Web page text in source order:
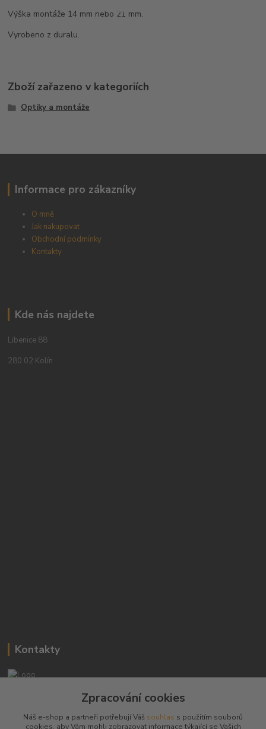
Výška montáže 14 mm nebo 21 mm.
Vyrobeno z duralu.
Zboží zařazeno v kategoriích
Optiky a montáže
Informace pro zákazníky
O mně
Jak nakupovat
Obchodní podmínky
Kontakty
Kde nás najdete
Libenice 88
280 02 Kolín
Kontakty
+420 603794370
Zpracování cookies
Náš e-shop a partneři potřebují Váš souhlas s použitím souborů
cookies, aby Vám mohli zobrazovat informace týkající se Vašich